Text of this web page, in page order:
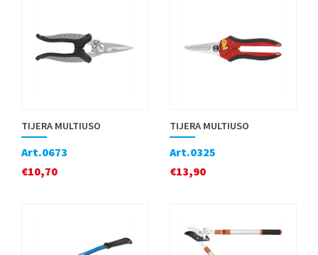
TIJERA MULTIUSO
Art.0673
€10,70
TIJERA MULTIUSO
Art.0325
€13,90